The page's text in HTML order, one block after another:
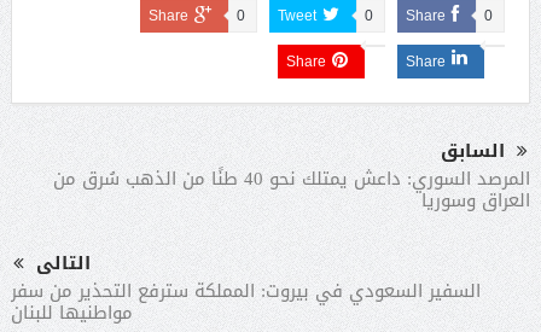
Share 0
Tweet 0
Share 0
Share
Share
السابق
المرصد السوري: داعش يمتلك نحو 40 طنًا من الذهب سُرق من
العراق وسوريا
التالى
السفير السعودي في بيروت: المملكة سترفع التحذير من سفر
مواطنيها للبنان